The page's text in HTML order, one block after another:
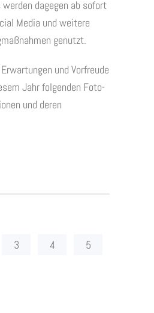
dagegen ab sofort
Media und weitere
genutzt.
und Vorfreude
Jahr folgenden Foto-
und deren
3 4
5